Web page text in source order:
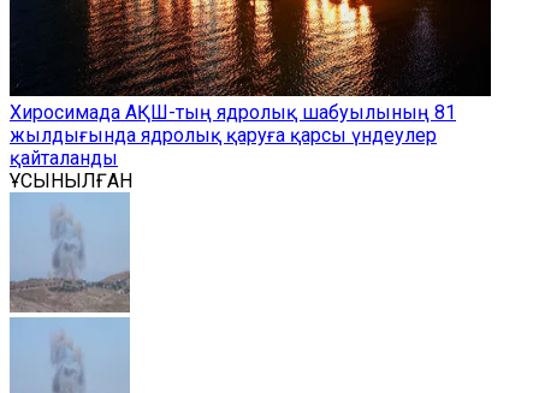
Хиросимада АҚШ-тың ядролық шабуылының 81
жылдығында ядролық қаруға қарсы үндеулер
қайталанды
ҰСЫНЫЛҒАН